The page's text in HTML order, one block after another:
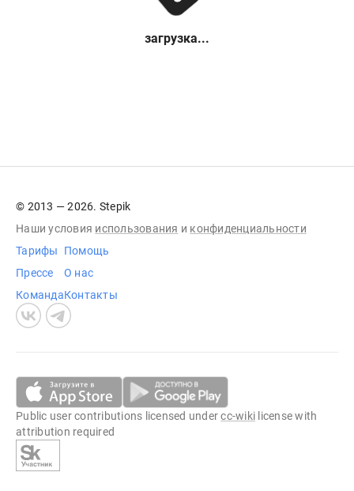
загрузка...
© 2013 — 2026. Stepik
Наши условия использования и конфиденциальности
Тарифы
Прессе
Команда
Помощь
О нас
Контакты
Public user contributions licensed undercc-wiki license with
attribution required